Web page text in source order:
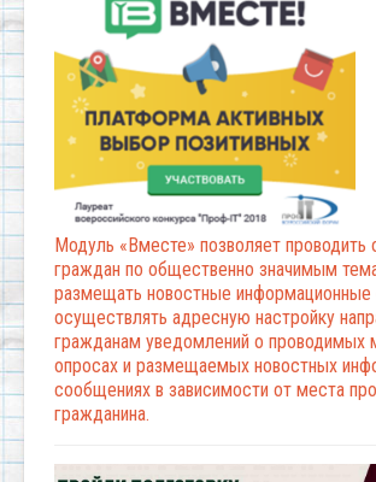
Модуль «Вместе» позволяет проводить
граждан по общественно значимым
размещать новостные
осуществлять адресную настройку
гражданам уведомлений о проводимых
опросах и размещаемых новостных
сообщениях в зависимости от места
гражданина.